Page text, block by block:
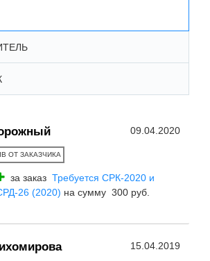
09.04.2020
ОТ ЗАКАЗЧИКА
за заказ Требуется СРК-2020 и
26 (2020) на сумму 300 руб.
15.04.2019